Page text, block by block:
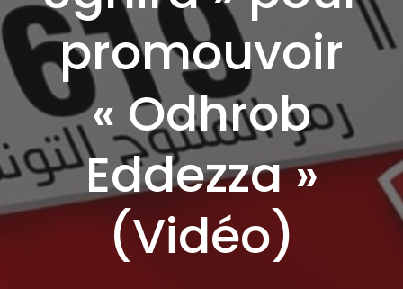
promouvoir
« Odhrob
Eddezza »
(Vidéo)